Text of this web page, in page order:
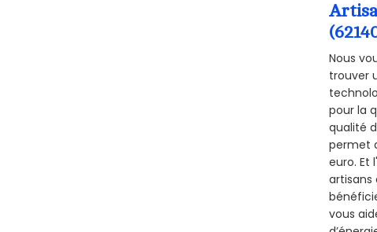
Nous
trouver
pour la
qualité
permet
euro. Et
artisans
vous